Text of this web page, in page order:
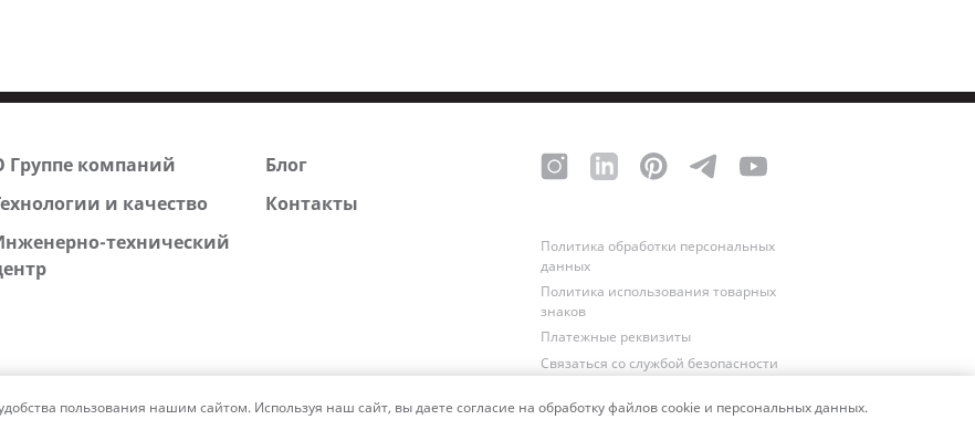
Группе компаний
и качество
технический
Блог
Контакты
Политика обработки персональных
данных
Политика использования товарных
знаков
Платежные реквизиты
Связаться со службой безопасности
пользования нашим сайтом. Используя наш сайт, вы даете согласие на обработку файлов cookie и персональных данных.